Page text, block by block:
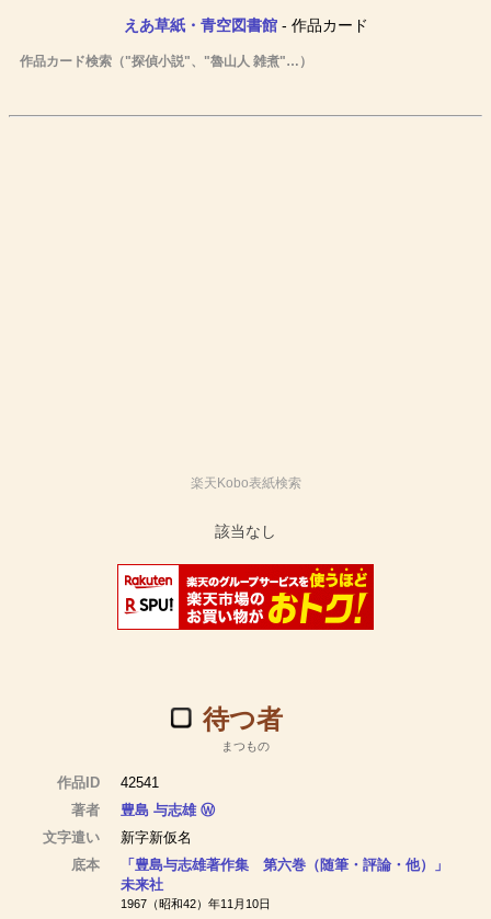
えあ草紙・青空図書館- 作品カード
作品カード検索（"探偵小説"、"魯山人 雑煮"…）
楽天Kobo表紙検索
待つ者
まつもの
作品ID
42541
著者
豊島 与志雄 Ⓦ
文字遣い
新字新仮名
底本
「豊島与志雄著作集 第六巻（随筆・評論・他）」
未来社
1967（昭和42）年11月10日